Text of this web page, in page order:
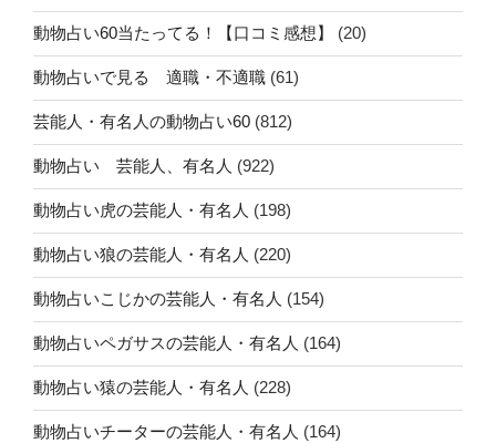
動物占い60当たってる！【口コミ感想】 (20)
動物占いで見る 適職・不適職 (61)
芸能人・有名人の動物占い60 (812)
動物占い 芸能人、有名人 (922)
動物占い虎の芸能人・有名人 (198)
動物占い狼の芸能人・有名人 (220)
動物占いこじかの芸能人・有名人 (154)
動物占いペガサスの芸能人・有名人 (164)
動物占い猿の芸能人・有名人 (228)
動物占いチーターの芸能人・有名人 (164)